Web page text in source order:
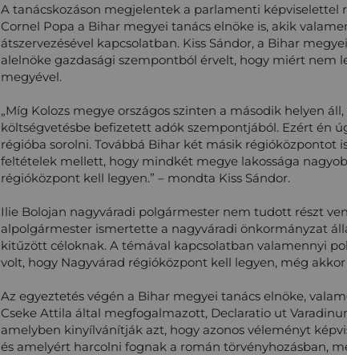
A tanácskozáson megjelentek a parlamenti
Cornel Popa a Bihar megyei tanács elnöke is, akik
átszervezésével kapcsolatban. Kiss Sándor, a Bihar
alelnöke gazdasági szempontból érvelt, hogy miért nem
megyével.
„Míg Kolozs megye országos szinten a második helyen
költségvetésbe befizetett adók szempontjából. Ezért én
régióba sorolni. Továbbá Bihar két másik régióközpontot
feltételek mellett, hogy mindkét megye lakossága
régióközpont kell legyen.” – mondta Kiss Sándor.
Ilie Bolojan nagyváradi polgármester nem tudott részt
alpolgármester ismertette a nagyváradi önkormányzat
kitűzött céloknak. A témával kapcsolatban valamennyi
volt, hogy Nagyvárad régióközpont kell legyen, még
Az egyeztetés végén a Bihar megyei tanács elnöke,
Cseke Attila által megfogalmazott, Declaratio ut
amelyben kinyílvánítják azt, hogy azonos véleményt
és amelyért harcolni fognak a román törvényhozásban,